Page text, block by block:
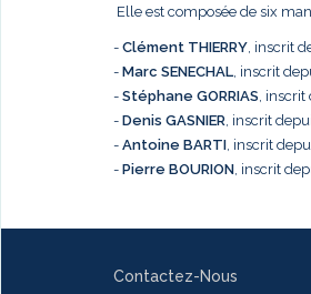
Elle est composée de six
- Clément THIERRY, inscrit
- Marc SENECHAL, inscrit
- Stéphane GORRIAS, inscrit
- Denis GASNIER, inscrit
- Antoine BARTI, inscrit
- Pierre BOURION, inscrit
Contactez-Nous